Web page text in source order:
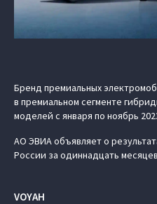
Бренд премиальных
в премиальном сегменте
моделей с января по ноябрь
АО ЭВИА объявляет о
России за одиннадцать
VOYAH